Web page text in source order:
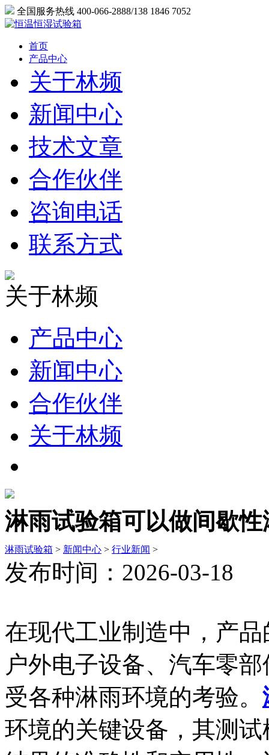
全国服务热线 400-066-2888/138 1846 7052
首页
产品中心
关于林频
新闻中心
技术文章
合作伙伴
咨询电话
联系方式
关于林频
产品中心
新闻中心
合作伙伴
关于林频
淋雨试验箱可以做间歇
淋雨试验箱 > 新闻中心 > 行业新闻 >
发布时间：2026-03-18
在现代工业制造中，产
户外电子设备、汽车零
受各种淋雨环境的考验。
环境的关键设备，其测